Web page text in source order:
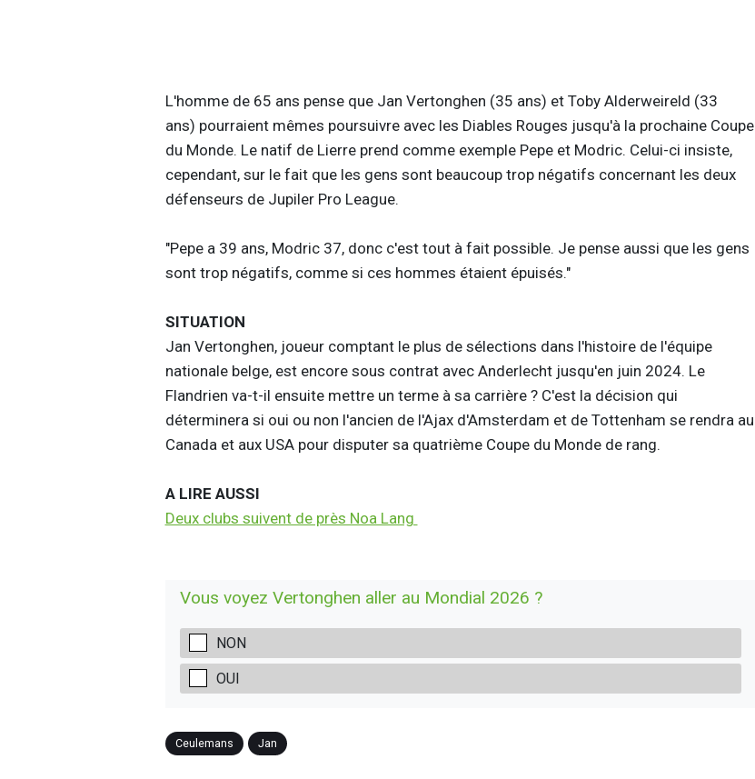
L'homme de 65 ans pense que Jan Vertonghen (35 ans) et Toby Alderweireld (33
ans) pourraient mêmes poursuivre avec les Diables Rouges jusqu'à la prochaine Coupe
du Monde. Le natif de Lierre prend comme exemple Pepe et Modric. Celui-ci insiste,
cependant, sur le fait que les gens sont beaucoup trop négatifs concernant les deux
défenseurs de Jupiler Pro League.
"Pepe a 39 ans, Modric 37, donc c'est tout à fait possible. Je pense aussi que les gens
sont trop négatifs, comme si ces hommes étaient épuisés."
SITUATION
Jan Vertonghen, joueur comptant le plus de sélections dans l'histoire de l'équipe
nationale belge, est encore sous contrat avec Anderlecht jusqu'en juin 2024. Le
Flandrien va-t-il ensuite mettre un terme à sa carrière ? C'est la décision qui
déterminera si oui ou non l'ancien de l'Ajax d'Amsterdam et de Tottenham se rendra au
Canada et aux USA pour disputer sa quatrième Coupe du Monde de rang.
A LIRE AUSSI
Deux clubs suivent de près Noa Lang
Vous voyez Vertonghen aller au Mondial 2026 ?
NON
OUI
Ceulemans Jan